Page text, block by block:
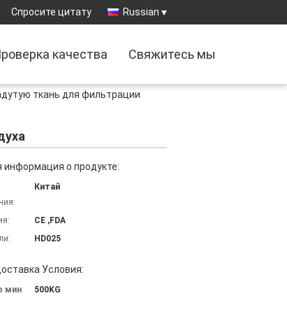
Спросите цитату Russian
качества Свяжитесь мы
ткань для фильтрации
информация о продукте:
Китай
CE ,FDA
HD025
Условия:
мин
500KG